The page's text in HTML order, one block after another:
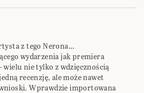
z tego Nerona…
wydarzenia jak premiera
wielu nie tylko z wdzięcznością
recenzję, ale może nawet
Wprawdzie importowana